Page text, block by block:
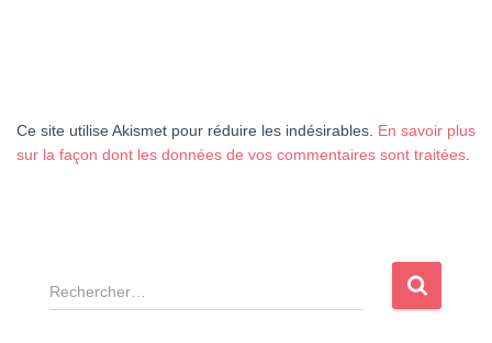
Ce site utilise Akismet pour réduire les indésirables. En savoir plus
sur la façon dont les données de vos commentaires sont traitées
R
e